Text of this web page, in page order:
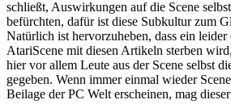
schließt, Auswirkungen auf die Scene
befürchten, dafür ist diese Subkultur zum
Natürlich ist hervorzuheben, dass ein
AtariScene mit diesen Artikeln sterben
hier vor allem Leute aus der Scene selbst
gegeben. Wenn immer einmal wieder
Beilage der PC Welt erscheinen, mag